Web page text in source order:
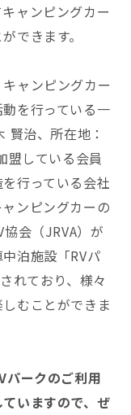
ャンピングカー
できます。
ャンピングカー
を行っている一
賢治、所在地：
盟している会員
行っている会社
ンピングカーの
会（JRVA）が
泊施設「RVパ
れており、様々
むことができま
パークのご利用
いますので、ぜ